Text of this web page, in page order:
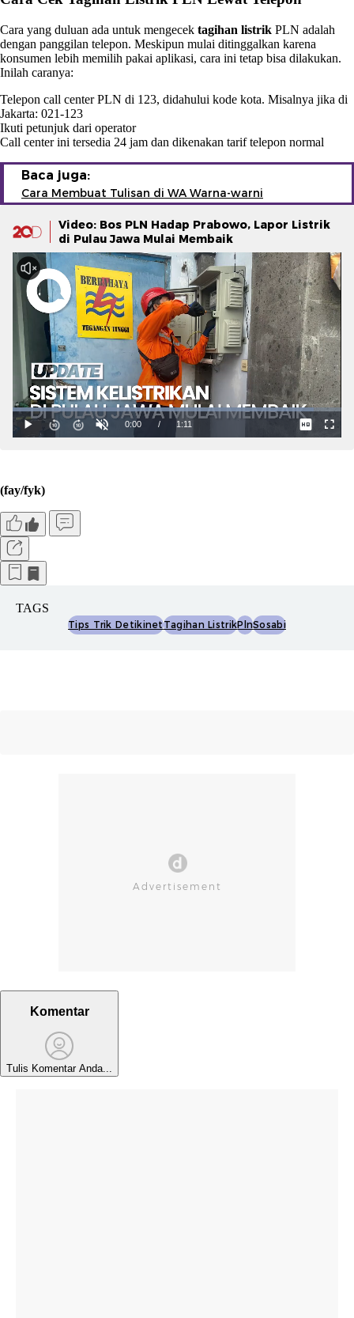
Cara yang duluan ada untuk mengecek tagihan listrik PLN adalah
dengan panggilan telepon. Meskipun mulai ditinggalkan karena
konsumen lebih memilih pakai aplikasi, cara ini tetap bisa dilakukan.
Inilah caranya:
Telepon call center PLN di 123, didahului kode kota. Misalnya jika di
Jakarta: 021-123
Ikuti petunjuk dari operator
Call center ini tersedia 24 jam dan dikenakan tarif telepon normal
Baca juga:
Cara Membuat Tulisan di WA Warna-warni
Video: Bos PLN Hadap Prabowo, Lapor Listrik
di Pulau Jawa Mulai Membaik
(fay/fyk)
TAGS
Tips Trik DetikinetTagihan ListrikPlnSosabi
Komentar
Tulis Komentar Anda...